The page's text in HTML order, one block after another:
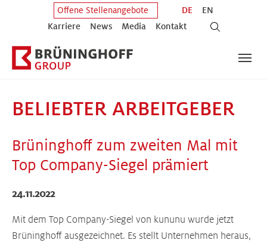
Zum Hauptinhalt springen
Zum Fuß der Seite springen
Offene Stellenangebote
Karriere
News Media Kontakt
DE EN
BELIEBTER ARBEITGEBER
Brüninghoff zum zweiten Mal mit
Top Company-Siegel prämiert
24.11.2022
Mit dem Top Company-Siegel von kununu wurde jetzt
Brüninghoff ausgezeichnet. Es stellt Unternehmen heraus,